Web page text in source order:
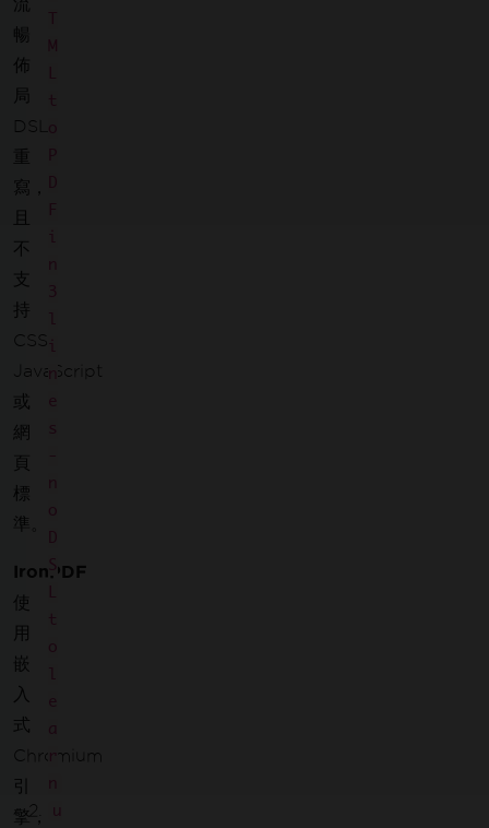
i
3
i
e
s
-
o
S
t
o
e
a
r
u
流
暢
佈
局
DSL
重
寫，
不
支
持
CSS、
JavaScript
或
網
頁
標
準。
IronPDF
使
用
嵌
入
式
Chromium
引
擎，